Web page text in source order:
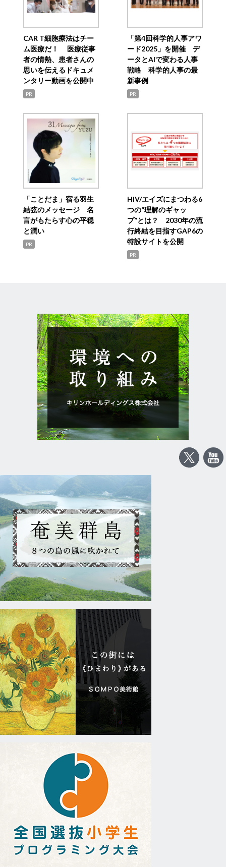
CAR T細胞療法はチー
ム医療だ！ 医療従事
者の情熱、患者さんの
思いを伝えるドキュメ
ンタリー動画を公開中
PR
「第4回科学的人事アワ
ード2025」を開催 デ
ータとAIで変わる人事
戦略 科学的人事の最
新事例
PR
「ことだま」宿る羽生
結弦のメッセージ 名
言がもたらす心の平穏
と潤い
PR
HIV/エイズにまつわる6
つの“理解のギャッ
プ”とは？ 2030年の流
行終結を目指すGAP6の
特設サイトを公開
PR